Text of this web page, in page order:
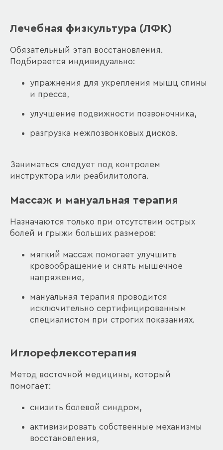
Лечебная физкультура (ЛФК)
Обязательный этап восстановления.
Подбирается индивидуально:
упражнения для укрепления мышц спины
и пресса,
улучшение подвижности позвоночника,
разгрузка межпозвонковых дисков.
Заниматься следует под контролем
инструктора или реабилитолога.
Массаж и мануальная терапия
Назначаются только при отсутствии острых
болей и грыжи больших размеров:
мягкий массаж помогает улучшить
кровообращение и снять мышечное
напряжение,
мануальная терапия проводится
исключительно сертифицированным
специалистом при строгих показаниях.
Иглорефлексотерапия
Метод восточной медицины, который
помогает:
снизить болевой синдром,
активизировать собственные механизмы
восстановления,